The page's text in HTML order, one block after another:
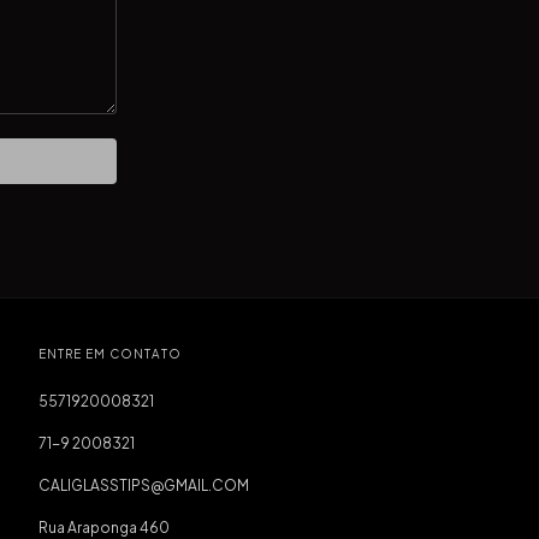
ENTRE EM CONTATO
5571920008321
71-9 2008321
CALIGLASSTIPS@GMAIL.COM
Rua Araponga 460